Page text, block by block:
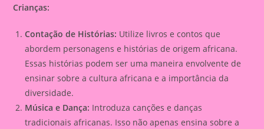
Crianças:
Contação de Histórias: Utilize livros e contos que
abordem personagens e histórias de origem africana.
Essas histórias podem ser uma maneira envolvente de
ensinar sobre a cultura africana e a importância da
diversidade.
Música e Dança: Introduza canções e danças
tradicionais africanas. Isso não apenas ensina sobre a